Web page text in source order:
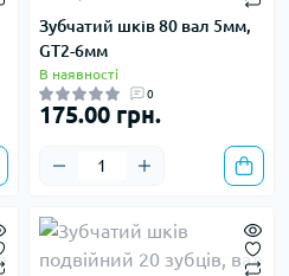
Зубчатий шків 80 вал 5мм,
GT2-6мм
В наявності
0
175.00 грн.